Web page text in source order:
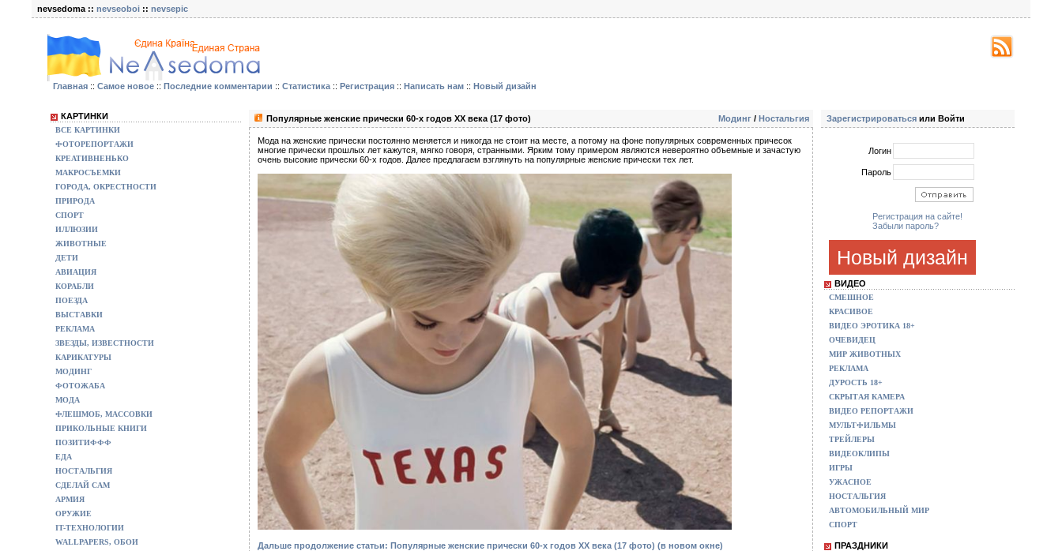
nevsedoma :: nevseoboi :: nevsepic
Главная :: Самое новое :: Последние комментарии :: Статистика :: Регистрация :: Написать нам :: Новый дизайн
КАРТИНКИ
ВСЕ КАРТИНКИ
ФОТОРЕПОРТАЖИ
КРЕАТИВНЕНЬКО
МАКРОСЪЕМКИ
ГОРОДА, ОКРЕСТНОСТИ
ПРИРОДА
СПОРТ
ИЛЛЮЗИИ
ЖИВОТНЫЕ
ДЕТИ
АВИАЦИЯ
КОРАБЛИ
ПОЕЗДА
ВЫСТАВКИ
РЕКЛАМА
ЗВЕЗДЫ, ИЗВЕСТНОСТИ
КАРИКАТУРЫ
МОДИНГ
ФОТОЖАБА
МОДА
ФЛЕШМОБ, МАССОВКИ
ПРИКОЛЬНЫЕ КНИГИ
ПОЗИТИФФФ
ЕДА
НОСТАЛЬГИЯ
СДЕЛАЙ САМ
АРМИЯ
ОРУЖИЕ
IT-ТЕХНОЛОГИИ
WALLPAPERS, ОБОИ
Модинг / Ностальгия
Популярные женские прически 60-х годов XX века (17 фото)
Мода на женские прически постоянно меняется и никогда не стоит на месте, а потому на фоне популярных современных причесок
многие прически прошлых лет кажутся, мягко говоря, странными. Ярким тому примером являются невероятно объемные и зачастую
очень высокие прически 60-х годов. Далее предлагаем взглянуть на популярные женские прически тех лет.
Дальше продолжение статьи: Популярные женские прически 60-х годов XX века (17 фото) (в новом окне)
Зарегистрироваться или Войти
Логин
Пароль
Регистрация на сайте!
Забыли пароль?
Новый дизайн
ВИДЕО
СМЕШНОЕ
КРАСИВОЕ
ВИДЕО ЭРОТИКА 18+
ОЧЕВИДЕЦ
МИР ЖИВОТНЫХ
РЕКЛАМА
ДУРОСТЬ 18+
СКРЫТАЯ КАМЕРА
ВИДЕО РЕПОРТАЖИ
МУЛЬТФИЛЬМЫ
ТРЕЙЛЕРЫ
ВИДЕОКЛИПЫ
ИГРЫ
УЖАСНОЕ
НОСТАЛЬГИЯ
АВТОМОБИЛЬНЫЙ МИР
СПОРТ
ПРАЗДНИКИ